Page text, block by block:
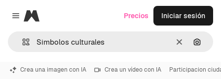
Close menu
Magnific
Borrar
Precios Iniciar sesión
Crea una imagen con IA Crea un vídeo con IA Participacion